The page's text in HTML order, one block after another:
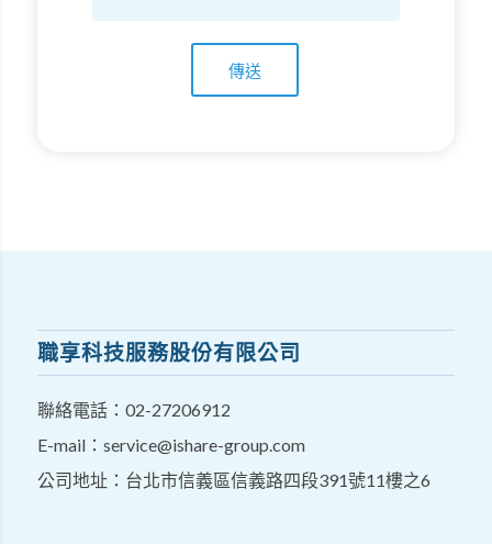
職享科技服務股份有限公司
聯絡電話： 02-27206912
E-mail： service@ishare-group.com
公司地址：台北市信義區信義路四段391號11樓之6